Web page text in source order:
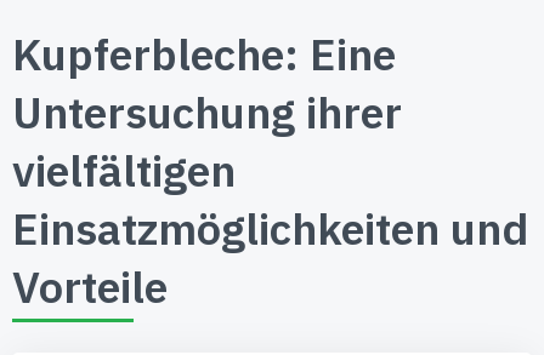
Kupferbleche: Eine
Untersuchung ihrer
vielfältigen
Einsatzmöglichkeiten und
Vorteile